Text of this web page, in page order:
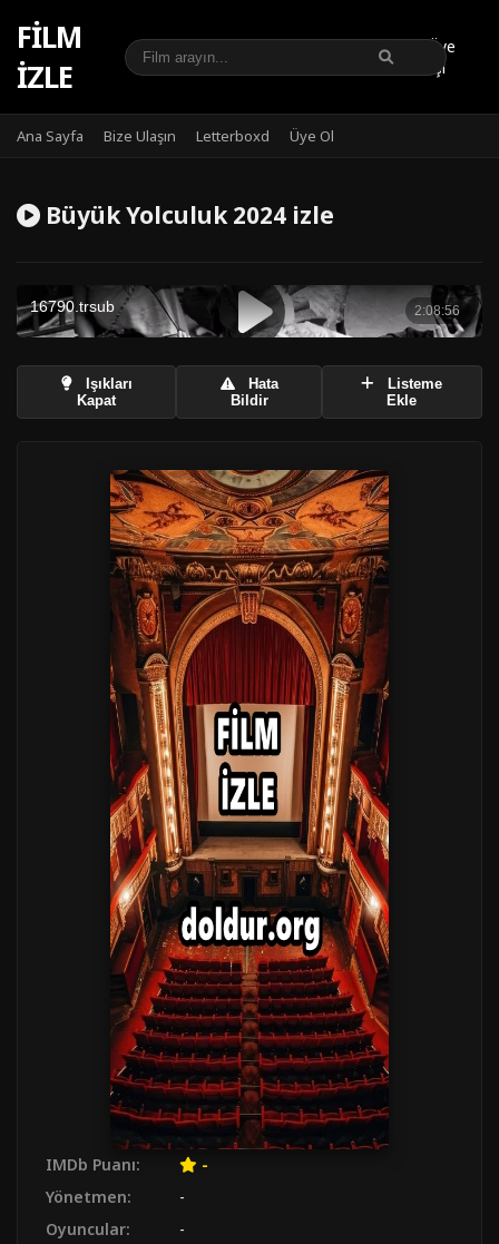
FILM
IZLE
Üye
Girişi
Ana Sayfa Bize Ulaşın Letterboxd Üye Ol
Büyük Yolculuk 2024 izle
Işıkları
Kapat
Hata
Bildir
Listeme
Ekle
IMDb Puanı:
-
Yönetmen:
-
Oyuncular:
-